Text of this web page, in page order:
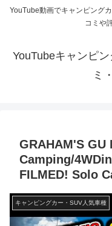
YouTube動画でキャンピング
コミや
YouTubeキャンピ
ミ
GRAHAM'S GU
Camping/
FILMED! Solo
キャンピングカー・SUV人気車種